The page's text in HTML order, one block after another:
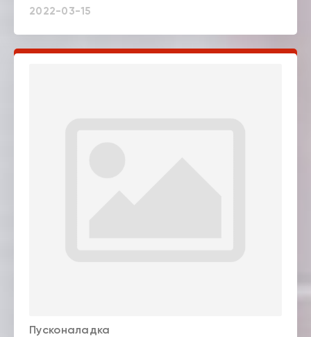
2022-03-15
Пусконаладка